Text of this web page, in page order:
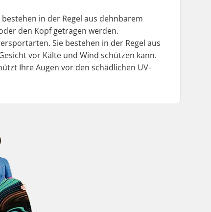
in der Regel aus dehnbarem
den Kopf getragen werden.
Sie bestehen in der Regel aus
vor Kälte und Wind schützen kann.
Ihre Augen vor den schädlichen UV-